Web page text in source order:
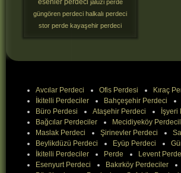
esenler perdeci jaluzi perde
güngören perdeci halkalı perdeci
stor perde kayaşehir perdeci
Avcılar Perdeci Ofis Perdesi Kıraç
İkitelli Perdeciler
Bahçeşehir Perdeci
Büro Perdesi
Ataşehir Perdeci İşyeri
Bağcılar Perdeciler
Mecidiyeköy
Maslak Perdeci
Şirinevler Perdeci
Beylikdüzü Perdeci
Eyüp Perdeci
İkitelli Perdeciler
Perde Levent
Esenyurt Perdeci
Bakırköy Perdeciler